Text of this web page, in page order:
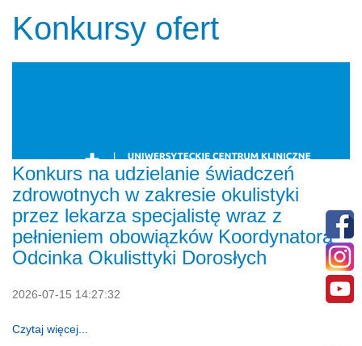
Konkursy ofert
Konkurs na udzielanie świadczeń
zdrowotnych w zakresie okulistyki
przez lekarza specjalistę wraz z
pełnieniem obowiązków Koordynatora
Odcinka Okulisttyki Dorosłych
2026-07-15 14:27:32
Czytaj więcej...